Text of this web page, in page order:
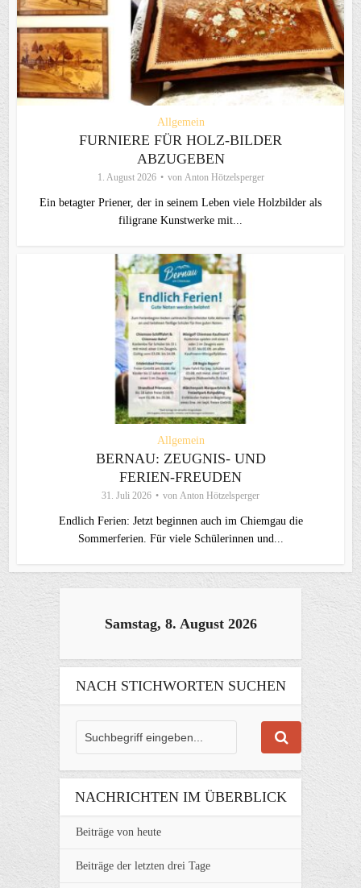
Allgemein
FURNIERE FÜR HOLZ-BILDER
ABZUGEBEN
1. August 2026 von Anton Hötzelsperger
Ein betagter Priener, der in seinem Leben viele Holzbilder als
filigrane Kunstwerke mit...
Allgemein
BERNAU: ZEUGNIS- UND
FERIEN-FREUDEN
31. Juli 2026 von Anton Hötzelsperger
Endlich Ferien: Jetzt beginnen auch im Chiemgau die
Sommerferien. Für viele Schülerinnen und...
Samstag, 8. August 2026
NACH STICHWORTEN SUCHEN
NACHRICHTEN IM ÜBERBLICK
Beiträge von heute
Beiträge der letzten drei Tage